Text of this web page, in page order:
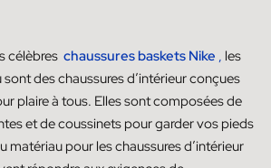
célèbres chaussures baskets Nike , les
sont des chaussures d’intérieur conçues
plaire à tous. Elles sont composées de
et de coussinets pour garder vos pieds
matériau pour les chaussures d’intérieur